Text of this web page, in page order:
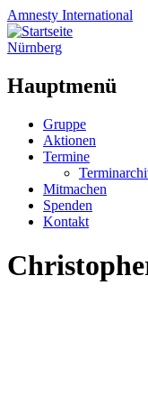
Amnesty International
Nürnberg
Hauptmenü
Zum
Inhalt
springen
Gruppe
Aktionen
Termine
Mitmachen
Spenden
Kontakt